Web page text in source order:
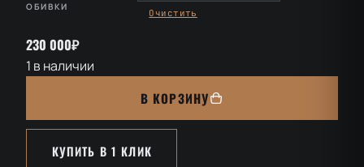
ОБИВКИ
Очистить
230 000₽
1 в наличии
Диван
«Томкэт»
В КОРЗИНУ
КУПИТЬ В 1 КЛИК